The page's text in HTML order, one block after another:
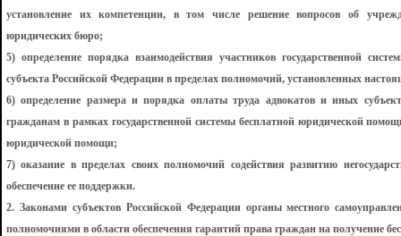
установление их компетенции, в том числе решение вопросов об
юридических бюро;
5) определение порядка взаимодействия участников государственной
субъекта Российской Федерации в пределах полномочий, установленных
6) определение размера и порядка оплаты труда адвокатов и иных
гражданам в рамках государственной системы бесплатной юридической
юридической помощи;
7) оказание в пределах своих полномочий содействия развитию
обеспечение ее поддержки.
2. Законами субъектов Российской Федерации органы местного
полномочиями в области обеспечения гарантий права граждан на получение